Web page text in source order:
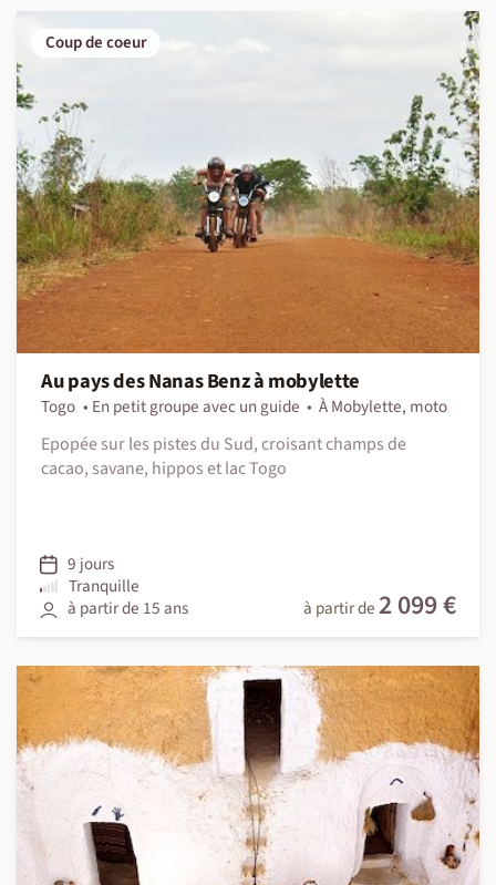
Coup de coeur
Au pays des Nanas Benz à mobylette
Togo En petit groupe avec un guide
À Mobylette, moto
Epopée sur les pistes du Sud, croisant champs de
cacao, savane, hippos et lac Togo
9 jours
Tranquille
à partir de 15 ans
à partir de 2 099 €